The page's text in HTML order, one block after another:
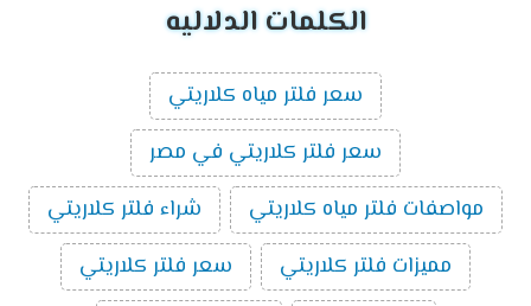
الكلمات الدلاليه
سعر فلتر مياه كلاريتي
سعر فلتر كلاريتي في مصر
مواصفات فلتر مياه كلاريتي
شراء فلتر كلاريتي
مميزات فلتر كلاريتي
سعر فلتر كلاريتي